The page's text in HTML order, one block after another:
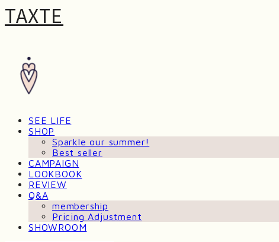
TAXTE
SEE LIFE
SHOP
Sparkle our summer!
Best seller
CAMPAIGN
LOOKBOOK
REVIEW
Q&A
membership
Pricing Adjustment
SHOWROOM